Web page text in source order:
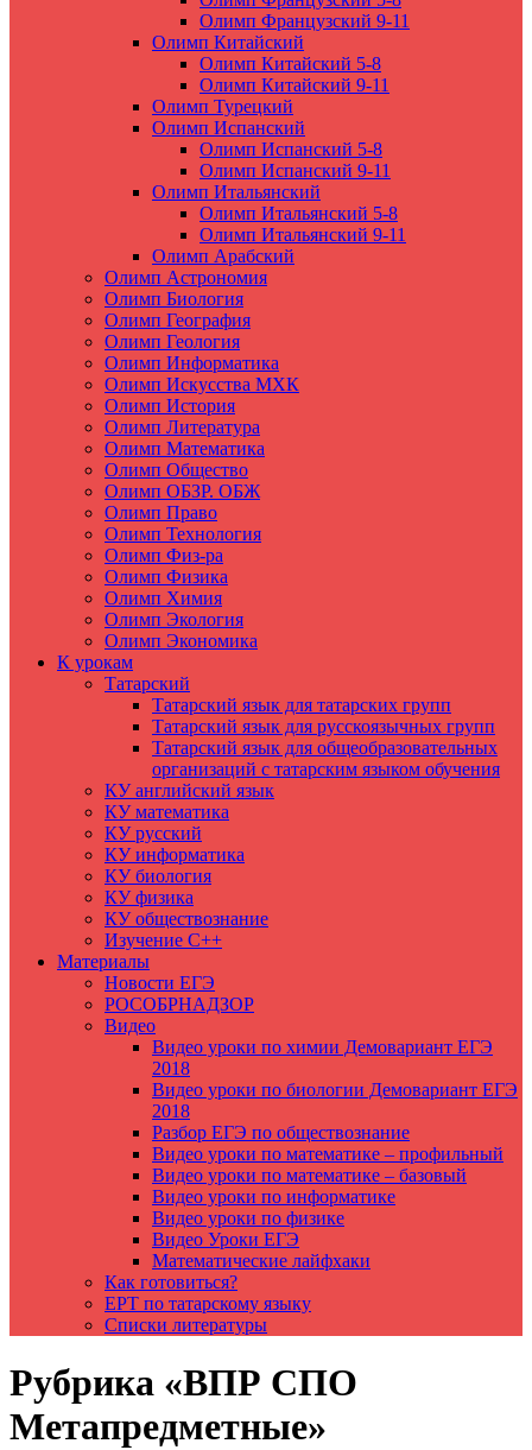
Олимп Французский 9-11
Олимп Китайский
Олимп Китайский 5-8
Олимп Китайский 9-11
Олимп Турецкий
Олимп Испанский
Олимп Испанский 5-8
Олимп Испанский 9-11
Олимп Итальянский
Олимп Итальянский 5-8
Олимп Итальянский 9-11
Олимп Арабский
Олимп Астрономия
Олимп Биология
Олимп География
Олимп Геология
Олимп Информатика
Олимп Искусства МХК
Олимп История
Олимп Литература
Олимп Математика
Олимп Общество
Олимп ОБЗР. ОБЖ
Олимп Право
Олимп Технология
Олимп Физ-ра
Олимп Физика
Олимп Химия
Олимп Экология
Олимп Экономика
К урокам
Татарский
Татарский язык для татарских групп
Татарский язык для русскоязычных групп
Татарский язык для общеобразовательных
организаций с татарским языком обучения
КУ английский язык
КУ математика
КУ русский
КУ информатика
КУ биология
КУ физика
КУ обществознание
Изучение C++
Материалы
Новости ЕГЭ
РОСОБРНАДЗОР
Видео
Видео уроки по химии Демовариант ЕГЭ
2018
Видео уроки по биологии Демовариант ЕГЭ
2018
Разбор ЕГЭ по обществознание
Видео уроки по математике – профильный
Видео уроки по математике – базовый
Видео уроки по информатике
Видео уроки по физике
Видео Уроки ЕГЭ
Математические лайфхаки
Как готовиться?
ЕРТ по татарскому языку
Списки литературы
Рубрика «ВПР СПО
Метапредметные»